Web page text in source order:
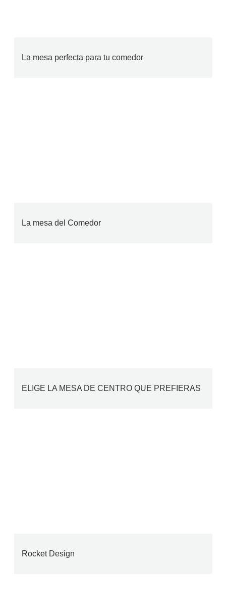
La mesa perfecta para tu comedor
La mesa del Comedor
ELIGE LA MESA DE CENTRO QUE PREFIERAS
Rocket Design